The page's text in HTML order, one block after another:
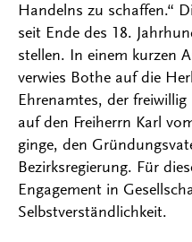
Handelns zu schaffen.“
seit Ende des 18.
stellen. In einem kurzen
verwies Bothe auf die
Ehrenamtes, der
auf den Freiherrn Karl
ginge, den
Bezirksregierung. Für
Engagement in
Selbstverständlichkeit.